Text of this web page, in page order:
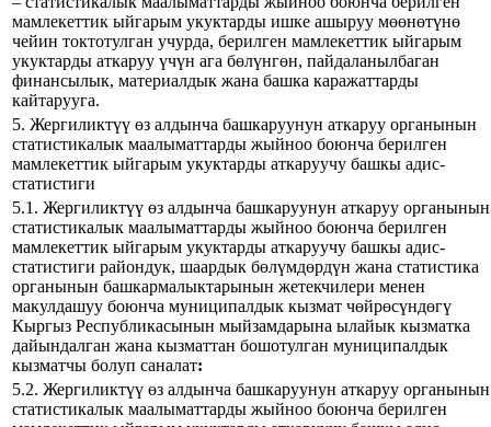
мамлекеттик ыйгарым укуктарды ишке ашыруу мөөнөтүнө
чейин токтотулган учурда, берилген мамлекеттик ыйгарым
укуктарды аткаруу үчүн ага бөлүнгөн, пайдаланылбаган
финансылык, материалдык жана башка каражаттарды
кайтарууга.
5. Жергиликтүү өз алдынча башкаруунун аткаруу органынын
статистикалык маалыматтарды жыйноо боюнча берилген
мамлекеттик ыйгарым укуктарды аткаруучу башкы адис-
статистиги
5.1. Жергиликтүү өз алдынча башкаруунун аткаруу органынын
статистикалык маалыматтарды жыйноо боюнча берилген
мамлекеттик ыйгарым укуктарды аткаруучу башкы адис-
статистиги райондук, шаардык бөлүмдөрдүн жана статистика
органынын башкармалыктарынын жетекчилери менен
макулдашуу боюнча муниципалдык кызмат чөйрөсүндөгү
Кыргыз Республикасынын мыйзамдарына ылайык кызматка
дайындалган жана кызматтан бошотулган муниципалдык
кызматчы болуп саналат:
5.2. Жергиликтүү өз алдынча башкаруунун аткаруу органынын
статистикалык маалыматтарды жыйноо боюнча берилген